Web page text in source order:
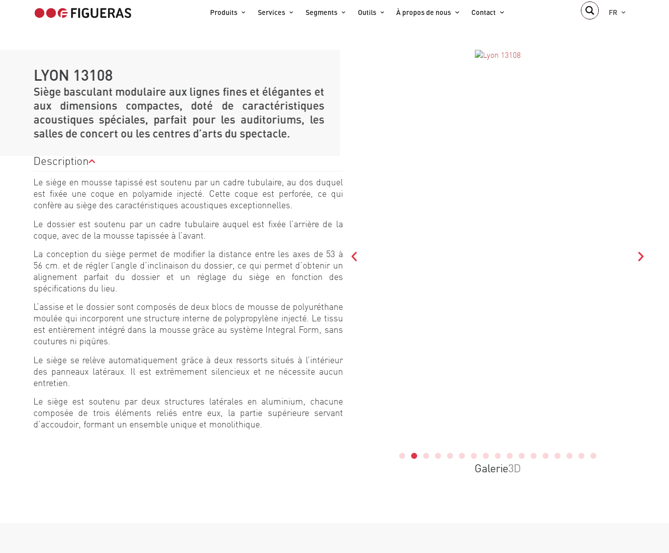
Produits Services Segments Outils À propos de nous Contact FR
LYON 13108
Siège basculant modulaire aux lignes fines et élégantes et
aux dimensions compactes, doté de caractéristiques
acoustiques spéciales, parfait pour les auditoriums, les
salles de concert ou les centres d’arts du spectacle.
Description
Le siège en mousse tapissé est soutenu par un cadre tubulaire, au dos duquel
est fixée une coque en polyamide injecté. Cette coque est perforée, ce qui
confère au siège des caractéristiques acoustiques exceptionnelles.
Le dossier est soutenu par un cadre tubulaire auquel est fixée l’arrière de la
coque, avec de la mousse tapissée à l’avant.
La conception du siège permet de modifier la distance entre les axes de 53 à
56 cm. et de régler l’angle d’inclinaison du dossier, ce qui permet d’obtenir un
alignement parfait du dossier et un réglage du siège en fonction des
spécifications du lieu.
L’assise et le dossier sont composés de deux blocs de mousse de polyuréthane
moulée qui incorporent une structure interne de polypropylène injecté. Le tissu
est entièrement intégré dans la mousse grâce au système Integral Form, sans
coutures ni piqûres.
Le siège se relève automatiquement grâce à deux ressorts situés à l’intérieur
des panneaux latéraux. Il est extrêmement silencieux et ne nécessite aucun
entretien.
Le siège est soutenu par deux structures latérales en aluminium, chacune
composée de trois éléments reliés entre eux, la partie supérieure servant
d’accoudoir, formant un ensemble unique et monolithique.
Galerie3D